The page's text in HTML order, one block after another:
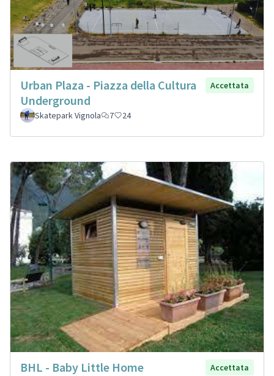
Urban Plaza - Piazza della Cultura
Underground
Accettata
Skatepark Vignola 7 24
BHL - Baby Little Home
Accettata